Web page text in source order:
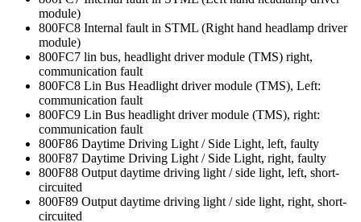
module)
800FC8 Internal fault in STML (Right hand headlamp driver
module)
800FC7 lin bus, headlight driver module (TMS) right,
communication fault
800FC8 Lin Bus Headlight driver module (TMS), Left:
communication fault
800FC9 Lin Bus headlight driver module (TMS), right:
communication fault
800F86 Daytime Driving Light / Side Light, left, faulty
800F87 Daytime Driving Light / Side Light, right, faulty
800F88 Output daytime driving light / side light, left, short-
circuited
800F89 Output daytime driving light / side light, right, short-
circuited